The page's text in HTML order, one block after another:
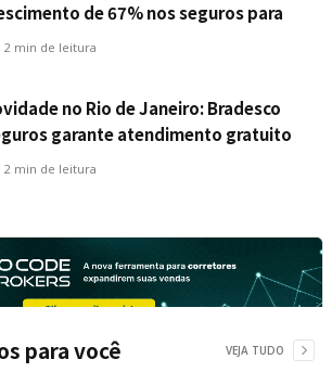
de 67% nos seguros para
elétricos da Bradesco Seguros
2 min de leitura
no Rio de Janeiro: Bradesco
garante atendimento gratuito
Ponte Rio-Niterói
2 min de leitura
para você VEJA TUDO